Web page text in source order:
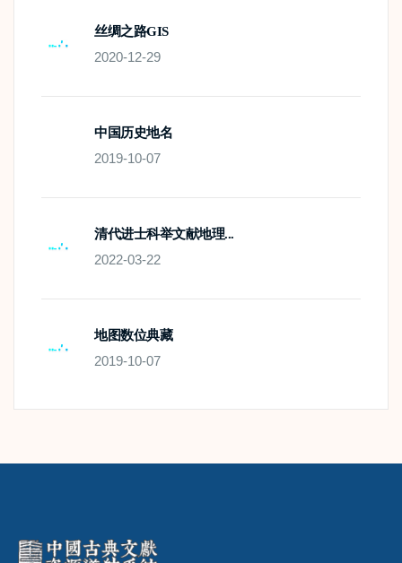
丝绸之路GIS
2020-12-29
中国历史地名
2019-10-07
清代进士科举文献地理...
2022-03-22
地图数位典藏
2019-10-07